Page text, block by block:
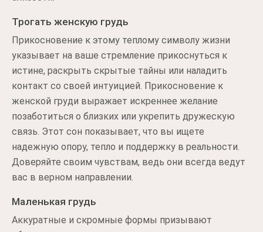
Трогать женскую грудь
Прикосновение к этому теплому символу жизни
указывает на ваше стремление прикоснуться к
истине, раскрыть скрытые тайны или наладить
контакт со своей интуицией. Прикосновение к
женской груди выражает искреннее желание
позаботиться о близких или укрепить дружескую
связь. Этот сон показывает, что вы ищете
надежную опору, тепло и поддержку в реальности.
Доверяйте своим чувствам, ведь они всегда ведут
вас в верном направлении.
Маленькая грудь
Аккуратные и скромные формы призывают